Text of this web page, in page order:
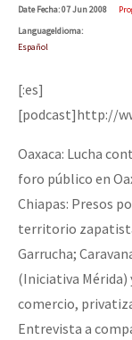
Fotorreportaje
Otras secciones
la naturaleza bajo
Libros para
Medios Libres
COVID-19
Contacto
DateFecha: 07 Jun 2008
LanguageIdioma:
Español
[:es]
[podcast]http://
Oaxaca: Lucha
foro público en
Chiapas: Presos
territorio
Garrucha;
(Iniciativa Mérida)
comercio,
Entrevista a